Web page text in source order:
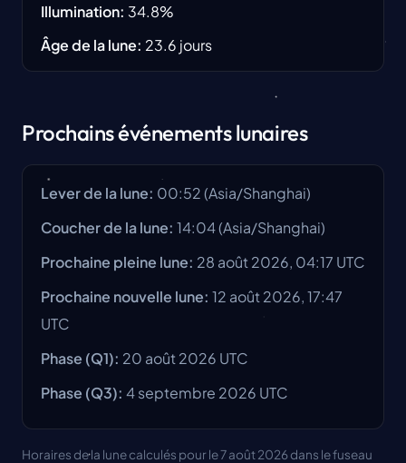
Illumination: 34.8%
Âge de la lune: 23.6 jours
Prochains événements lunaires
Lever de la lune: 00:52(Asia/Shanghai)
Coucher de la lune: 14:04(Asia/Shanghai)
Prochaine pleine lune: 28 août 2026, 04:17 UTC
Prochaine nouvelle lune: 12 août 2026, 17:47
UTC
Phase (Q1): 20 août 2026 UTC
Phase (Q3): 4 septembre 2026 UTC
Horaires de la lune calculés pour le 7 août 2026 dans le fuseau